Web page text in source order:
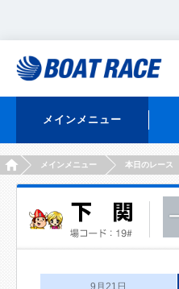
メインメニュー
HOMEメインメニュー 本日のレース
9月21日